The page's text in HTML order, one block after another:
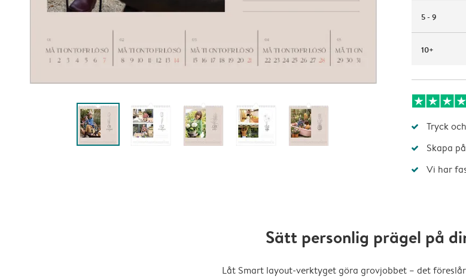
5 - 9
10+
Tryck
Skapa
Vi har
Sätt personlig prägel på
Låt Smart layout-verktyget göra grovjobbet – det